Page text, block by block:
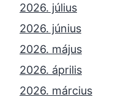
2026. július
2026. június
2026. május
2026. április
2026. március